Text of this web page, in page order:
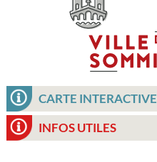
CARTE INTERACTIVE
INFOS UTILES